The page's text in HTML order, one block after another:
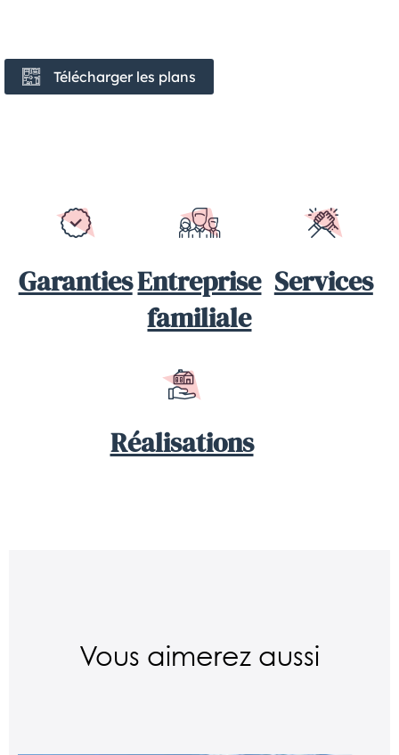
Télécharger les plans
GarantiesEntreprise
familiale
Services
Réalisations
Vous aimerez aussi